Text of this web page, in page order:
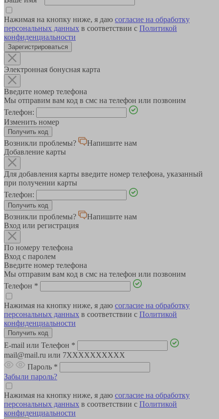
Нажимая на кнопку ниже, я даю согласие на обработку
персональных данных в соответствии с Политикой
конфиденциальности
Зарегистрироваться
Электронная бонусная карта
Введите номер телефона
Мы отправим вам код в смс на телефон или позвоним
Телефон:
Изменить номер
Возникли проблемы?
Напишите нам
Добавление карты
Для добавления карты введите номер телефона, указанный
при получении карты
Телефон:
Возникли проблемы?
Напишите нам
Вход или регистрация
По номеру телефона
Вход с паролем
Введите номер телефона
Мы отправим вам код в смс на телефон или позвоним
Телефон *
Нажимая на кнопку ниже, я даю согласие на обработку
персональных данных в соответствии с Политикой
конфиденциальности
E-mail или Телефон *
mail@mail.ru или 7XXXXXXXXXX
Пароль *
Забыли пароль?
Нажимая на кнопку ниже, я даю согласие на обработку
персональных данных в соответствии с Политикой
конфиденциальности